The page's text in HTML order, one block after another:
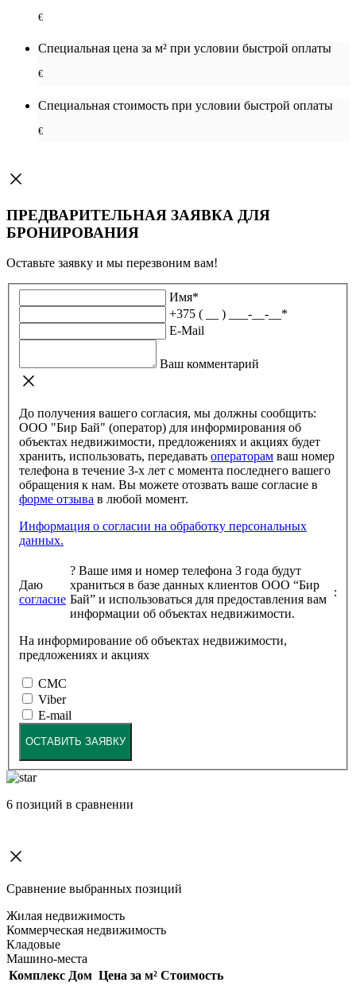
€
Специальная цена за м² при условии быстрой оплаты
€
Специальная cтоимость при условии быстрой оплаты
€
ПРЕДВАРИТЕЛЬНАЯ ЗАЯВКА ДЛЯ
БРОНИРОВАНИЯ
Оставьте заявку и мы перезвоним вам!
Имя*
+375 ( __ ) ___-__-__ *
E-Mail
Ваш комментарий
До получения вашего согласия, мы должны сообщить:
ООО "Бир Бай" (оператор) для информирования об
объектах недвижимости, предложениях и акциях будет
хранить, использовать, передавать операторам
телефона в течение 3-х лет с момента последнего вашего
обращения к нам. Вы можете отозвать ваше согласие в
форме отзыва
в любой момент.
Информация о согласии на обработку персональных
данных.
Даю
согласие
? Ваше имя и номер телефона 3 года будут
храниться в базе данных клиентов ООО “Бир
Бай” и использоваться для предоставления вам
информации об объектах недвижимости.
:
На информирование об объектах недвижимости,
предложениях и акциях
СМС
Viber
E-mail
ОСТАВИТЬ ЗАЯВКУ
6 позиций в сравнении
Сравнение выбранных позиций
Жилая недвижимость
Коммерческая недвижимость
Кладовые
Машино-места
Комплекс Дом Цена за м² Стоимость